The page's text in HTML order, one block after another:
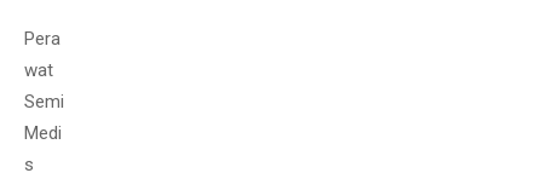
Pera
wat
Semi
Medi
s